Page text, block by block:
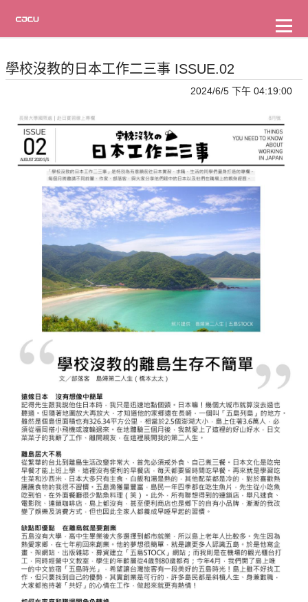
主
容
學校沒教的日本工作二三事 ISSUE.02
2024/6/5 下午 04:19:00